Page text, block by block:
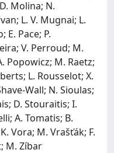
Molina; N.
L. V. Mugnai; L.
E. Pace; P.
V. Perroud; M.
Popowicz; M. Raetz;
L. Rousselot; X.
Wall; N. Sioulas;
D. Stouraitis; I.
A. Tomatis; B.
Vora; M. Vrašťák; F.
M. Zíbar